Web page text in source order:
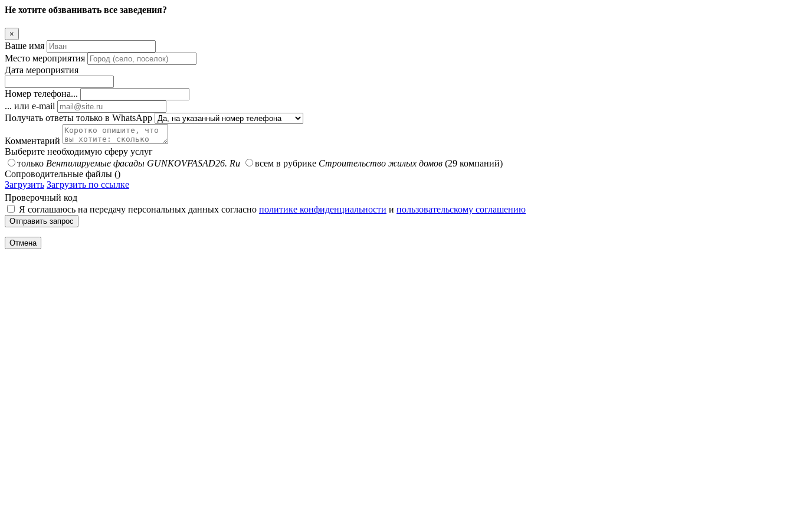
Не хотите обзванивать все заведения?
×
Ваше имя
Место мероприятия
Дата мероприятия
Номер телефона...
... или e-mail
Получать ответы только в WhatsApp
Комментарий
Выберите необходимую сферу услуг
только Вентилируемые фасады GUNKOVFASAD26. Ru всем в рубрике Строительство жилых домов (29 компаний)
Сопроводительные файлы ()
Загрузить Загрузить по ссылке
Проверочный код
Я соглашаюсь на передачу персональных данных согласно политике конфиденциальности и пользовательскому соглашению
Отправить запрос
Отмена